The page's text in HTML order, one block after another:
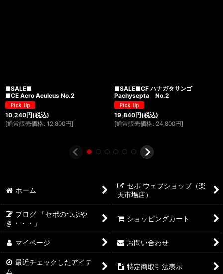
■SALE■
■CE Acro Aculeus No.2
10,240円(税込)
[通常販売価格 : 12,800円]
■SALE■CF ハナガタサンゴ
Pachysepta No.2
19,840円(税込)
[通常販売価格 : 24,800円]
ホーム
セポ ウェブショップ（楽
天市場店）
ブログ 「セポのつぶや
き・・・」
ショッピングカート
マイページ お問い合わせ
最近チェックしたアイテ
ム
特定商取引法表示